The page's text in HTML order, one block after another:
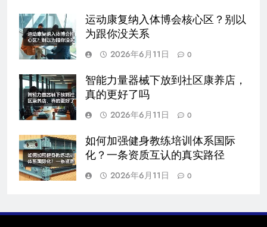
运动康复纳入体博会核心区？别以
为跟你没关系
2026年6月11日
0
智能力量器械下放到社区康养店，
真的更好了吗
2026年6月11日
0
如何加强健身教练培训体系国际
化？一条资质互认的真实路径
2026年6月11日
0